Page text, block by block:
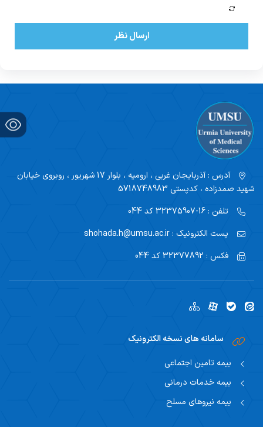
ارسال نظر
آدرس :
آذربایجان غربی ، ارومیه ، بلوار 17 شهریور ، روبروی خیابان
شهید صمدزاده ، کدپستی 5718748983
تلفن :
پست الکترونیک :
فکس :
سامانه های نسخه الکترونیک
بیمه تامین اجتماعی
بیمه خدمات درمانی
بیمه نیروهای مسلح